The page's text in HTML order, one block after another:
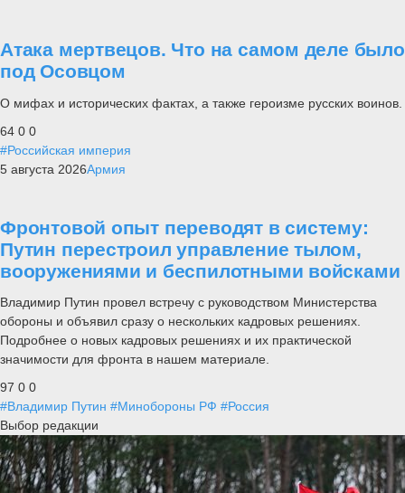
Атака мертвецов. Что на самом деле было
под Осовцом
О мифах и исторических фактах, а также героизме русских воинов.
64 0 0
#Российская империя
5 августа 2026Армия
Фронтовой опыт переводят в систему:
Путин перестроил управление тылом,
вооружениями и беспилотными войсками
Владимир Путин провел встречу с руководством Министерства
обороны и объявил сразу о нескольких кадровых решениях.
Подробнее о новых кадровых решениях и их практической
значимости для фронта в нашем материале.
97 0 0
#Владимир Путин #Минобороны РФ #Россия
Выбор редакции